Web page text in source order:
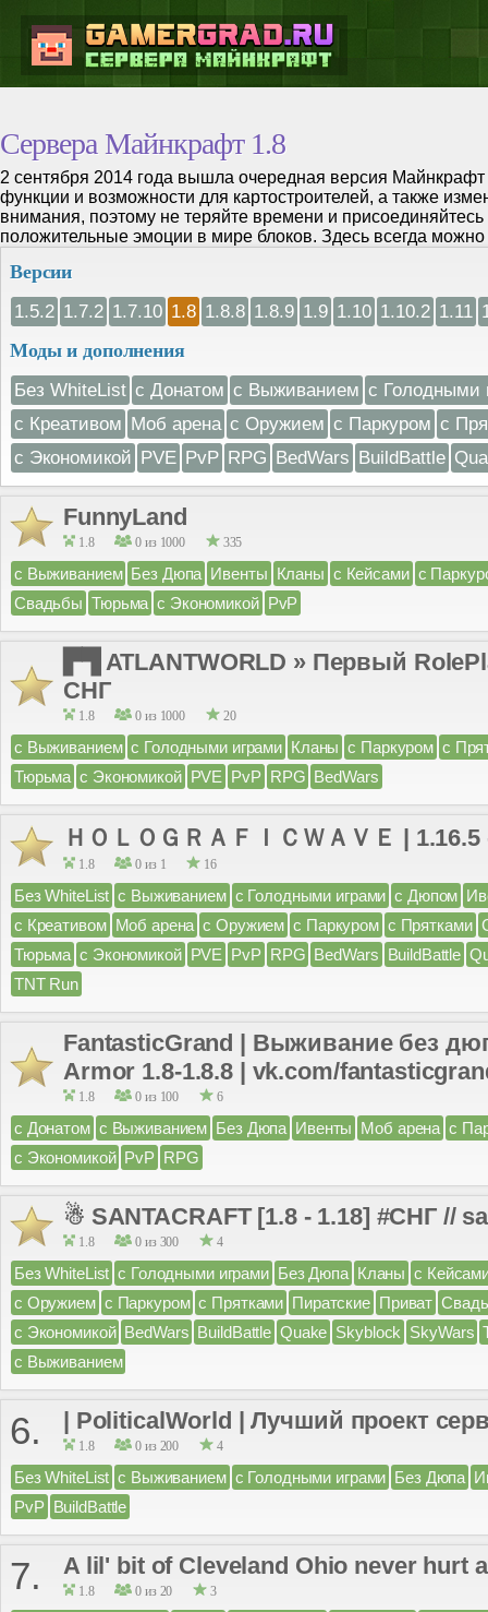
Сервера Майнкрафт 1.8
2 сентября 2014 года вышла очередная версия
функции и возможности для картостроителей, а также
внимания, поэтому не теряйте времени и
положительные эмоции в мире блоков. Здесь всегда
Версии
1.5.2 1.7.2 1.7.10 1.8 1.8.8 1.8.9 1.9 1.10 1.10.2 1.11
Моды и дополнения
Без WhiteList с Донатом с Выживанием с Голодными
с Креативом Моб арена с Оружием с Паркуром с
с Экономикой PVE PvP RPG BedWars BuildBattle
FunnyLand
1.8 0 из 1000 335
с Выживанием Без Дюпа Ивенты Кланы с Кейсами с
Свадьбы Тюрьма с Экономикой PvP
▛▜ ATLANTWORLD » Первый
СНГ
1.8 0 из 1000 20
с Выживанием с Голодными играми Кланы с Паркуром с
Тюрьма с Экономикой PVE PvP RPG BedWars
ＨＯＬＯＧＲＡＦＩＣＷＡＶＥ | 1.16.5
1.8 0 из 1 16
Без WhiteList с Выживанием с Голодными играми с Дюпом
с Креативом Моб арена с Оружием с Паркуром с Прятками
Тюрьма с Экономикой PVE PvP RPG BedWars BuildBattle
TNT Run
FantasticGrand | Выживание без
Armor 1.8-1.8.8 | vk.com/
1.8 0 из 100 6
с Донатом с Выживанием Без Дюпа Ивенты Моб арена с
с Экономикой PvP RPG
☃ SANTACRAFT [1.8 - 1.18] #СНГ //
1.8 0 из 300 4
Без WhiteList с Голодными играми Без Дюпа Кланы с
с Оружием с Паркуром с Прятками Пиратские Приват
с Экономикой BedWars BuildBattle Quake Skyblock SkyWars
с Выживанием
6. | PoliticalWorld | Лучший проект
1.8 0 из 200 4
Без WhiteList с Выживанием с Голодными играми Без Дюпа
PvP BuildBattle
7. A lil' bit of Cleveland Ohio never hurt
1.8 0 из 20 3